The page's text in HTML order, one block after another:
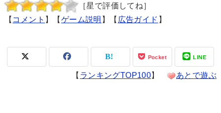
［星で評価してね］
【 コメント 】【 ゲーム説明 】【 広告ガイド 】
Pocket LINE
【 ランキングTOP100】 あとで遊ぶ